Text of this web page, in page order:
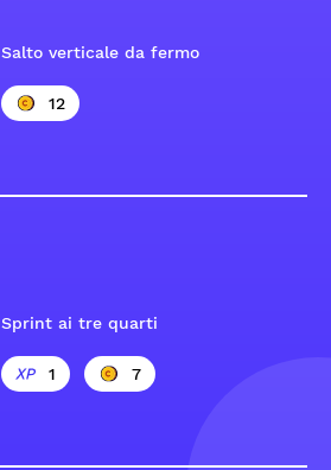
Salto verticale da fermo
12
Sprint ai tre quarti
1 7